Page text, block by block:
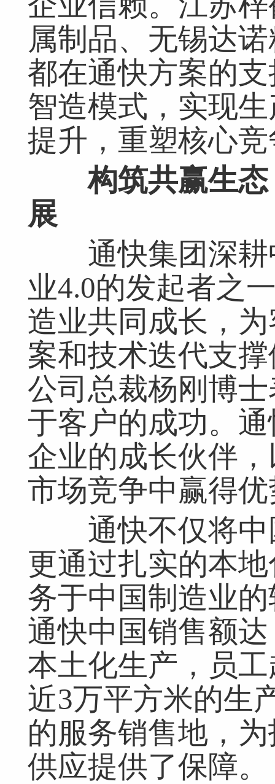
属制品、无锡达
都在通快方案的
智造模式，实现
提升，重塑核心
构筑共赢生态
展
通快集团深耕
业4.0的发起者之
造业共同成长，
案和技术迭代支
公司总裁杨刚博
于客户的成功。
企业的成长伙伴
市场竞争中赢得优
通快不仅将中
更通过扎实的本
务于中国制造业
通快中国销售额
本土化生产，员
近3万平方米的生
的服务销售地，
供应提供了保障。
网友跟帖 共0条登录名： 密码： 匿名发布 验
网友评论仅供其表达个人看法，并不表明本网同意其观点或证实其描